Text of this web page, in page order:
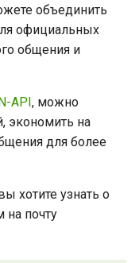
объединить
официальных
общения и
API, можно
экономить на
для более
хотите узнать о
на почту